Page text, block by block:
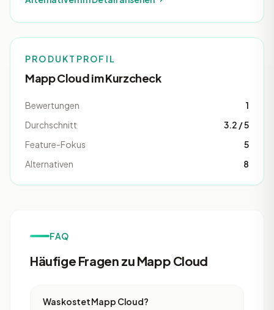
PRODUKTPROFIL
Mapp Cloud im Kurzcheck
Bewertungen
1
Durchschnitt
3.2 / 5
Feature-Fokus
5
Alternativen
8
FAQ
Häufige Fragen zu Mapp Cloud
Was kostet Mapp Cloud?